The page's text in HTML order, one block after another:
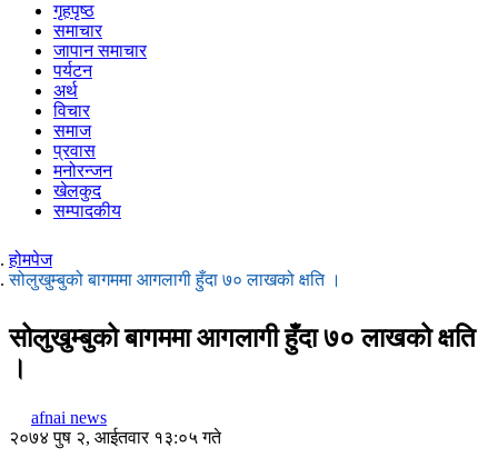
गृहपृष्ठ
समाचार
जापान समाचार
पर्यटन
अर्थ
विचार
समाज
प्रवास
मनोरन्जन
खेलकुद
सम्पादकीय
होमपेज
सोलुखुम्बुको बागममा आगलागी हुँदा ७० लाखको क्षति ।
सोलुखुम्बुको बागममा आगलागी हुँदा ७० लाखको क्षति
।
afnai news
२०७४ पुष २, आईतवार १३:०५ गते